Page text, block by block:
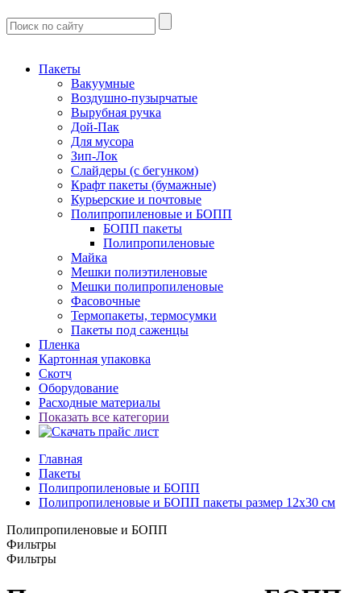
Пакеты
Вакуумные
Воздушно-пузырчатые
Вырубная ручка
Дой-Пак
Для мусора
Зип-Лок
Слайдеры (с бегунком)
Крафт пакеты (бумажные)
Курьерские и почтовые
Полипропиленовые и БОПП
БОПП пакеты
Полипропиленовые
Майка
Мешки полиэтиленовые
Мешки полипропиленовые
Фасовочные
Термопакеты, термосумки
Пакеты под саженцы
Пленка
Картонная упаковка
Скотч
Оборудование
Расходные материалы
Показать все категории
Главная
Пакеты
Полипропиленовые и БОПП
Полипропиленовые и БОПП пакеты размер 12x30 см
Полипропиленовые и БОПП
Фильтры
Фильтры